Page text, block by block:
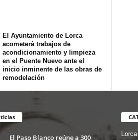
El Ayuntamiento de Lorca
acometerá trabajos de
acondicionamiento y limpieza
en el Puente Nuevo ante el
inicio inminente de las obras de
remodelación
El Paso Blanco reúne a 300
Lorca